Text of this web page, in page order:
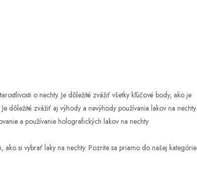
o nechty. Je dôležité zvážiť všetky kľúčové body, ako je
dôležité zvážiť aj výhody a nevýhody používania lakov na nechty.
a používanie holografických lakov na nechty.
ako si vybrať laky na nechty. Pozrite sa priamo do našej kategórie